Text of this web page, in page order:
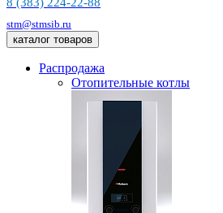
stm@stmsib.ru
каталог товаров
Распродажа
Отопительные котлы